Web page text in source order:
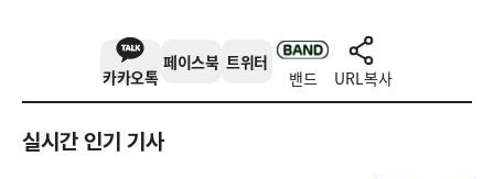
카카오톡
페이스북 트위터
밴드 URL복사
실시간 인기 기사